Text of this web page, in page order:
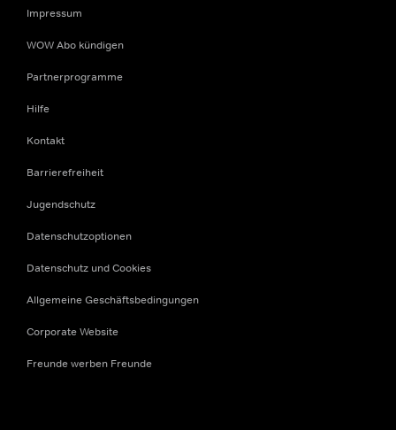
Impressum
WOW Abo kündigen
Partnerprogramme
Hilfe
Kontakt
Barrierefreiheit
Jugendschutz
Datenschutzoptionen
Datenschutz und Cookies
Allgemeine Geschäftsbedingungen
Corporate Website
Freunde werben Freunde